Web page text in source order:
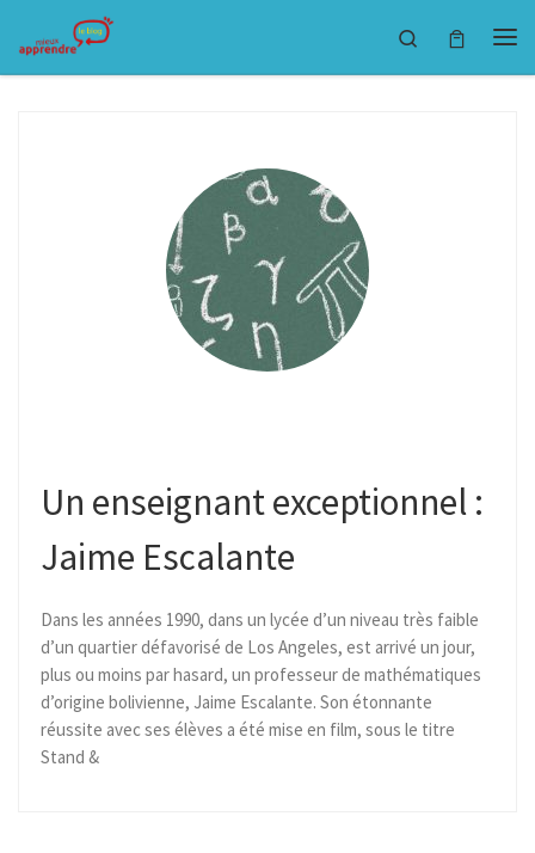
Passer au contenu Search
Un enseignant exceptionnel :
Jaime Escalante
Dans les années 1990, dans un lycée d’un niveau très faible
d’un quartier défavorisé de Los Angeles, est arrivé un jour,
plus ou moins par hasard, un professeur de mathématiques
d’origine bolivienne, Jaime Escalante. Son étonnante
réussite avec ses élèves a été mise en film, sous le titre
Stand &